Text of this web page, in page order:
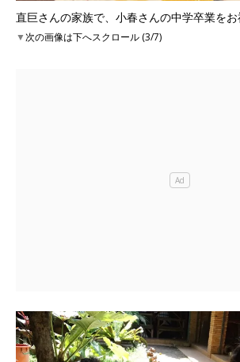
直巨さんの家族で、小春さんの中学卒業をお
▼次の画像は下へスクロール (3/7)